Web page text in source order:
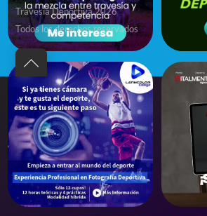
Back
to
top
Travesía Deportiva 2026
Todos los derechos reservados